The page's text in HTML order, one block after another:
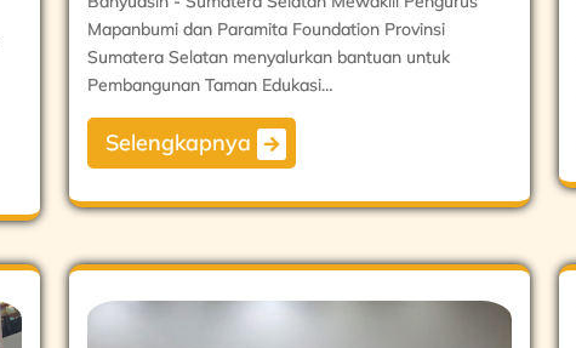
Mapanbumi dan Paramita Foundation Provinsi
Sumatera Selatan menyalurkan bantuan untuk
Pembangunan Taman Edukasi…
Selengkapnya